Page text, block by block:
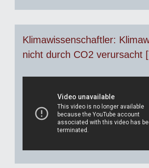
Klimawissenschaftler:
nicht durch CO2 verursacht